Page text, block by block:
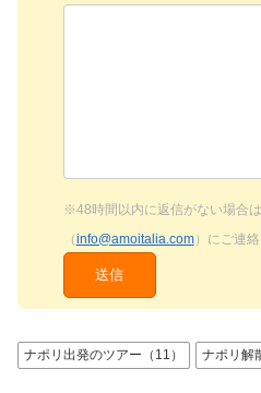
※48時間以内に返信がない場合
（info@amoitalia.com）にご連絡
ナポリ出発のツアー（11） ナポリ解